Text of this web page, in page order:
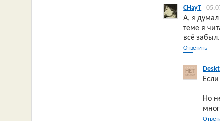
CHayT
А, я думал
теме я
всё забыл.
Ответить
Но